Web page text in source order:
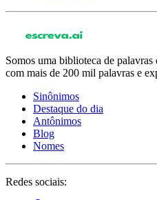
Somos uma biblioteca de
com mais de 200 mil palavras e
Sinônimos
Destaque do dia
Antônimos
Blog
Nomes
Redes sociais: